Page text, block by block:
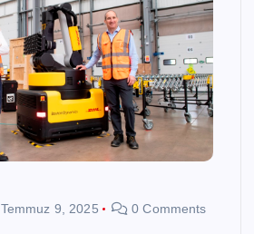
Temmuz 9, 2025 0 Comments